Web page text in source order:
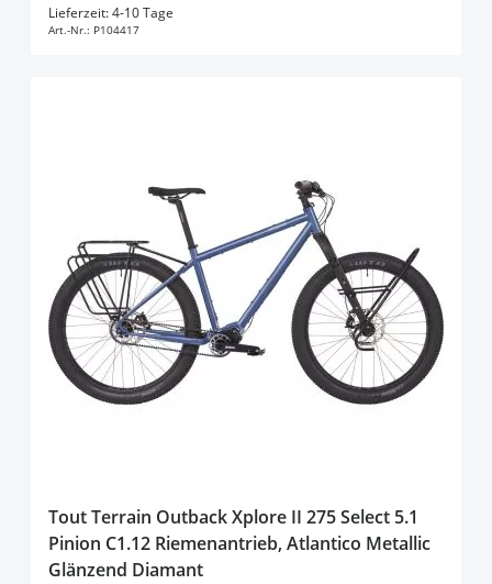
Lieferzeit: 4-10 Tage
Art.-Nr.: P104417
Tout Terrain Outback Xplore II 275 Select 5.1
Pinion C1.12 Riemenantrieb, Atlantico Metallic
Glänzend Diamant